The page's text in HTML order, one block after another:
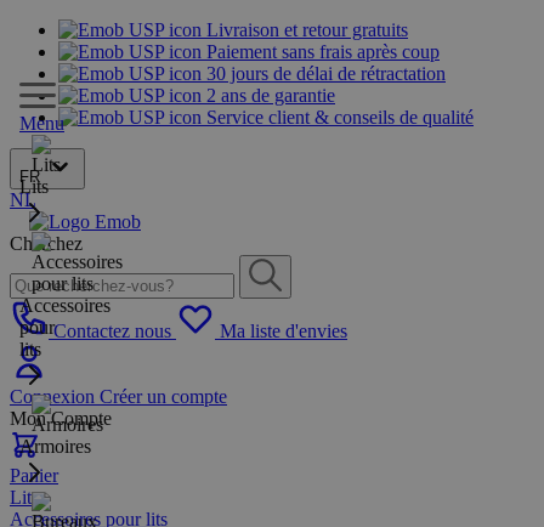
Livraison et retour gratuits
Paiement sans frais après coup
30 jours de délai de rétractation
2 ans de garantie
Service client & conseils de qualité
FR
NL
Cherchez
Contactez nous Ma liste d'envies
Connexion Créer un compte
Mon Compte
Panier
Menu
Lits
Accessoires
pour
lits
Armoires
Lits
Accessoires pour lits